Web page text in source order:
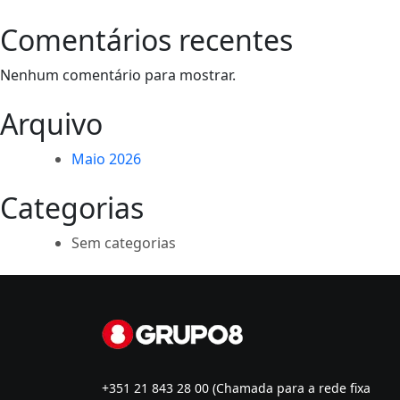
Comentários recentes
Nenhum comentário para mostrar.
Arquivo
Maio 2026
Categorias
Sem categorias
+351 21 843 28 00 (Chamada para a rede fixa